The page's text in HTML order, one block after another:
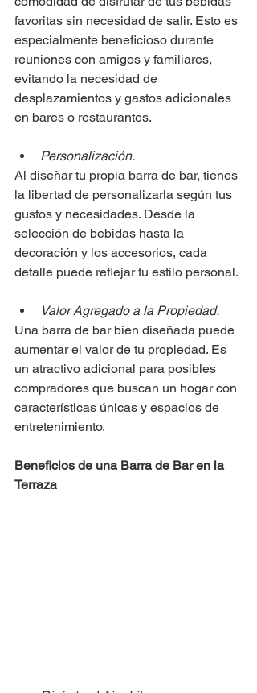
favoritas sin necesidad de salir. Esto es
especialmente beneficioso durante
reuniones con amigos y familiares,
evitando la necesidad de
desplazamientos y gastos adicionales
en bares o restaurantes.
Personalización.
Al diseñar tu propia barra de bar, tienes
la libertad de personalizarla según tus
gustos y necesidades. Desde la
selección de bebidas hasta la
decoración y los accesorios, cada
detalle puede reflejar tu estilo personal.
Valor Agregado a la Propiedad.
Una barra de bar bien diseñada puede
aumentar el valor de tu propiedad. Es
un atractivo adicional para posibles
compradores que buscan un hogar con
características únicas y espacios de
entretenimiento.
Beneficios de una Barra de Bar en la
Terraza